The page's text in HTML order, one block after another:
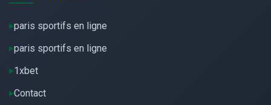
paris sportifs en ligne
paris sportifs en ligne
1xbet
Contact